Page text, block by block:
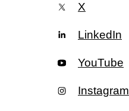
X
LinkedIn
YouTube
Instagram